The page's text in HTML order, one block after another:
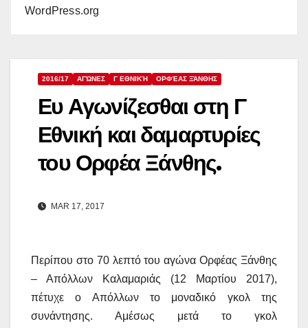
WordPress.org
2016/17 ΑΓΏΝΕΣ Γ ΕΘΝΙΚΉ ΟΡΦΈΑΣ ΞΆΝΘΗΣ
Ευ Αγωνίζεσθαι στη Γ
Εθνική και δαμαρτυρίες
του Ορφέα Ξάνθης.
MAR 17, 2017
Περίπου στο 70 λεπτό του αγώνα Ορφέας Ξάνθης
– Απόλλων Καλαμαριάς (12 Μαρτίου 2017),
πέτυχε ο Απόλλων το μοναδικό γκολ της
συνάντησης. Αμέσως μετά το γκολ